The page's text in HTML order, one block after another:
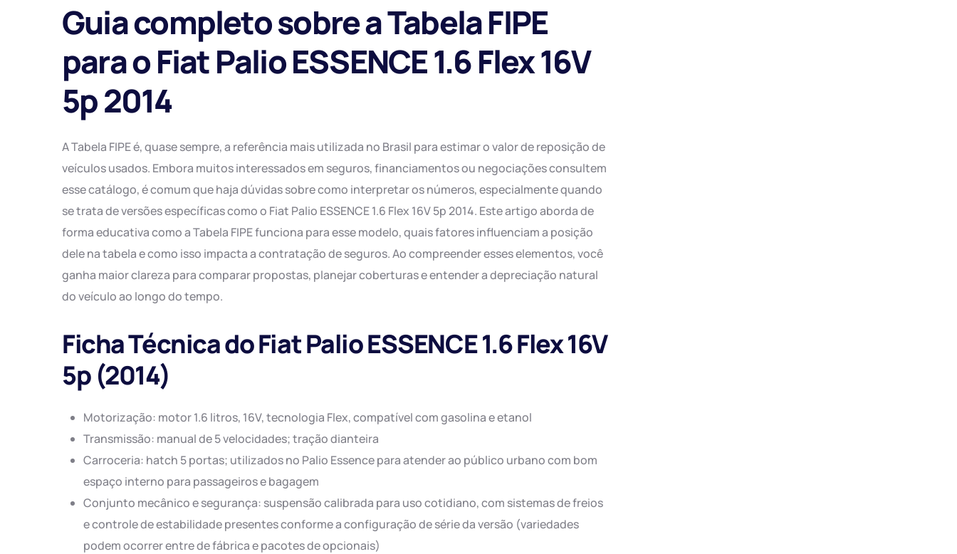
Ago/25 R$ 36.138,00
R$ 36.204,00
Jun/25 R$ 35.879,00
Mai/25
Mar/25 R$ 34.666,00
Fev/25 R$ 34.841,00
Guia completo sobre a Tabela FIPE
para o Fiat Palio ESSENCE 1.6 Flex 16V
5p 2014
A Tabela FIPE é, quase sempre, a referência mais utilizada no Brasil para estimar o valor de reposição de
veículos usados. Embora muitos interessados em seguros, financiamentos ou negociações consultem
esse catálogo, é comum que haja dúvidas sobre como interpretar os números, especialmente quando
se trata de versões específicas como o Fiat Palio ESSENCE 1.6 Flex 16V 5p 2014. Este artigo aborda de
forma educativa como a Tabela FIPE funciona para esse modelo, quais fatores influenciam a posição
dele na tabela e como isso impacta a contratação de seguros. Ao compreender esses elementos, você
ganha maior clareza para comparar propostas, planejar coberturas e entender a depreciação natural
do veículo ao longo do tempo.
Ficha Técnica do Fiat Palio ESSENCE 1.6 Flex 16V
5p (2014)
Motorização: motor 1.6 litros, 16V, tecnologia Flex, compatível com gasolina e etanol
Transmissão: manual de 5 velocidades; tração dianteira
Carroceria: hatch 5 portas; utilizados no Palio Essence para atender ao público urbano com bom
espaço interno para passageiros e bagagem
Conjunto mecânico e segurança: suspensão calibrada para uso cotidiano, com sistemas de freios
e controle de estabilidade presentes conforme a configuração de série da versão (variedades
podem ocorrer entre de fábrica e pacotes de opcionais)